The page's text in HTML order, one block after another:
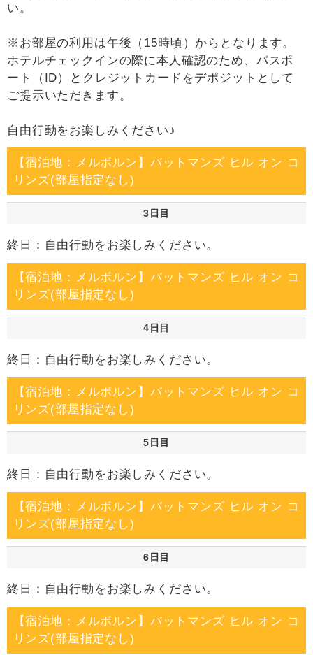
い。
※お部屋の利用は午後（15時頃）からとなります。
ホテルチェックインの際に本人確認のため、パスポ
ート（ID）とクレジットカードをデポジットとして
ご提示いただきます。
自由行動をお楽しみください♪
【宿泊地：メルボルン】バットマンズ ヒル オン コ
リンズ(部屋指定なし)
3日目
終日：自由行動をお楽しみください。
【宿泊地：メルボルン】バットマンズ ヒル オン コ
リンズ(部屋指定なし)
4日目
終日：自由行動をお楽しみください。
【宿泊地：メルボルン】バットマンズ ヒル オン コ
リンズ(部屋指定なし)
5日目
終日：自由行動をお楽しみください。
【宿泊地：メルボルン】バットマンズ ヒル オン コ
リンズ(部屋指定なし)
6日目
終日：自由行動をお楽しみください。
【宿泊地：メルボルン】バットマンズ ヒル オン コ
リンズ(部屋指定なし)